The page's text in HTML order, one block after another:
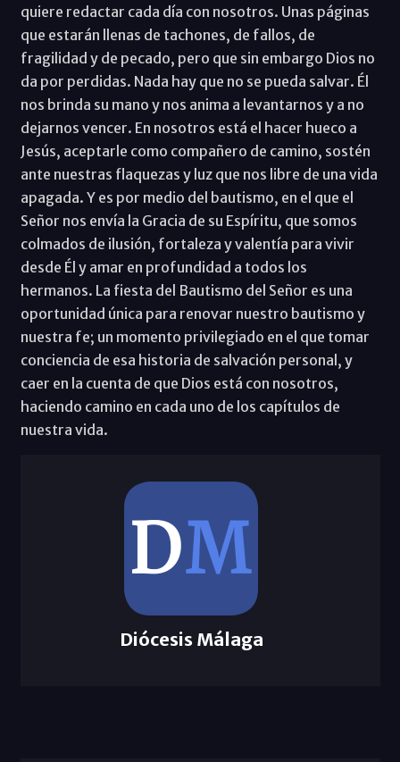
quiere redactar cada día con nosotros. Unas páginas
que estarán llenas de tachones, de fallos, de
fragilidad y de pecado, pero que sin embargo Dios no
da por perdidas. Nada hay que no se pueda salvar. Él
nos brinda su mano y nos anima a levantarnos y a no
dejarnos vencer. En nosotros está el hacer hueco a
Jesús, aceptarle como compañero de camino, sostén
ante nuestras flaquezas y luz que nos libre de una vida
apagada. Y es por medio del bautismo, en el que el
Señor nos envía la Gracia de su Espíritu, que somos
colmados de ilusión, fortaleza y valentía para vivir
desde Él y amar en profundidad a todos los
hermanos. La fiesta del Bautismo del Señor es una
oportunidad única para renovar nuestro bautismo y
nuestra fe; un momento privilegiado en el que tomar
conciencia de esa historia de salvación personal, y
caer en la cuenta de que Dios está con nosotros,
haciendo camino en cada uno de los capítulos de
nuestra vida.
Diócesis Málaga